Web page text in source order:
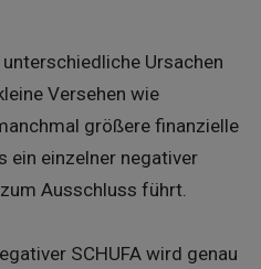
Ursachen
Versehen wie
größere finanzielle
ein einzelner negativer
Ausschluss führt.
SCHUFA wird genau